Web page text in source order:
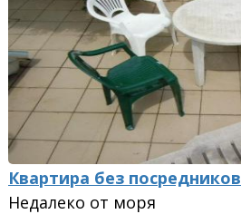
Квартира без посредников
Недалеко от моря